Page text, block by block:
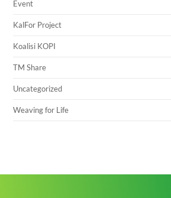
Event
KalFor Project
Koalisi KOPI
TM Share
Uncategorized
Weaving for Life